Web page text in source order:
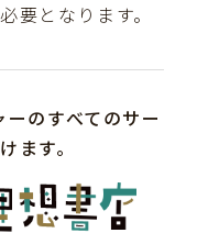
要となります。
のすべてのサー
ます。